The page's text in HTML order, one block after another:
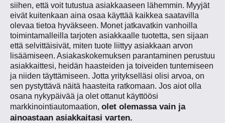
siihen, että voit tutustua asiakkaaseen lähemmin. Myyjät
eivät kuitenkaan aina osaa käyttää kaikkea saatavilla
olevaa tietoa hyväkseen. Monet jatkavatkin vanhoilla
toimintamalleilla tarjoten asiakkaalle tuotetta, sen sijaan
että selvittäisivät, miten tuote liittyy asiakkaan arvon
lisäämiseen. Asiakaskokemuksen parantaminen perustuu
asiakkaittesi, heidän haasteiden ja toiveiden tuntemiseen
ja niiden täyttämiseen. Jotta yritykselläsi olisi arvoa, on
sen pystyttävä näitä haasteita ratkomaan. Jos aiot olla
osana nykypäivää ja olet ottanut käyttöösi
markkinointiautomaation, olet olemassa vain ja
ainoastaan asiakkaitasi varten.